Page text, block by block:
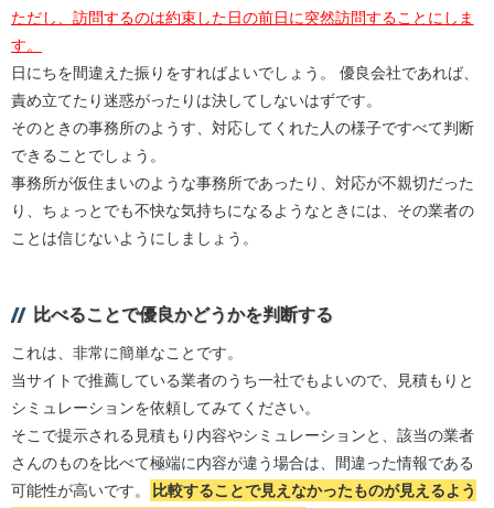
ただし、訪問するのは約束した日の前日に突然訪問することにしま
す。
日にちを間違えた振りをすればよいでしょう。 優良会社であれば、
責め立てたり迷惑がったりは決してしないはずです。
そのときの事務所のようす、対応してくれた人の様子ですべて判断
できることでしょう。
事務所が仮住まいのような事務所であったり、対応が不親切だった
り、ちょっとでも不快な気持ちになるようなときには、その業者の
ことは信じないようにしましょう。
比べることで優良かどうかを判断する
これは、非常に簡単なことです。
当サイトで推薦している業者のうち一社でもよいので、見積もりと
シミュレーションを依頼してみてください。
そこで提示される見積もり内容やシミュレーションと、該当の業者
さんのものを比べて極端に内容が違う場合は、間違った情報である
可能性が高いです。
比較することで見えなかったものが見えるよう